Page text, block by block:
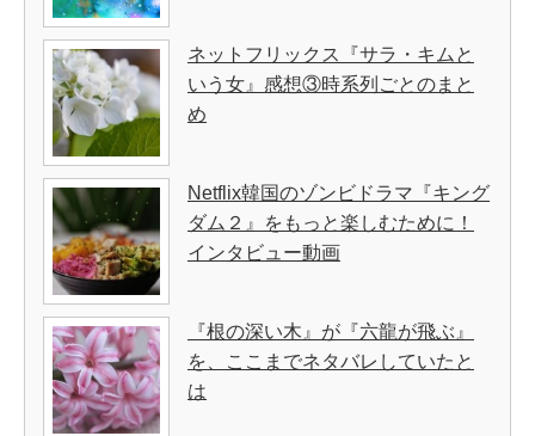
ネットフリックス『サラ・キムと
いう女』感想③時系列ごとのまと
め
Netflix韓国のゾンビドラマ『キング
ダム２』をもっと楽しむために！
インタビュー動画
『根の深い木』が『六龍が飛ぶ』
を、ここまでネタバレしていたと
は